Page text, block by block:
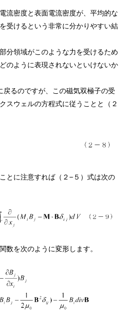
流密度と表面電流密度が、平均的な
受けるという非常に分かりやすい結
分領域がこのような力を受けるため
のように表現されないといけないか
戻るのですが、この磁気双極子の受
スウェルの方程式に従うことと（２
とに注意すれば（２−５）式は次の
数を次のように変形します。